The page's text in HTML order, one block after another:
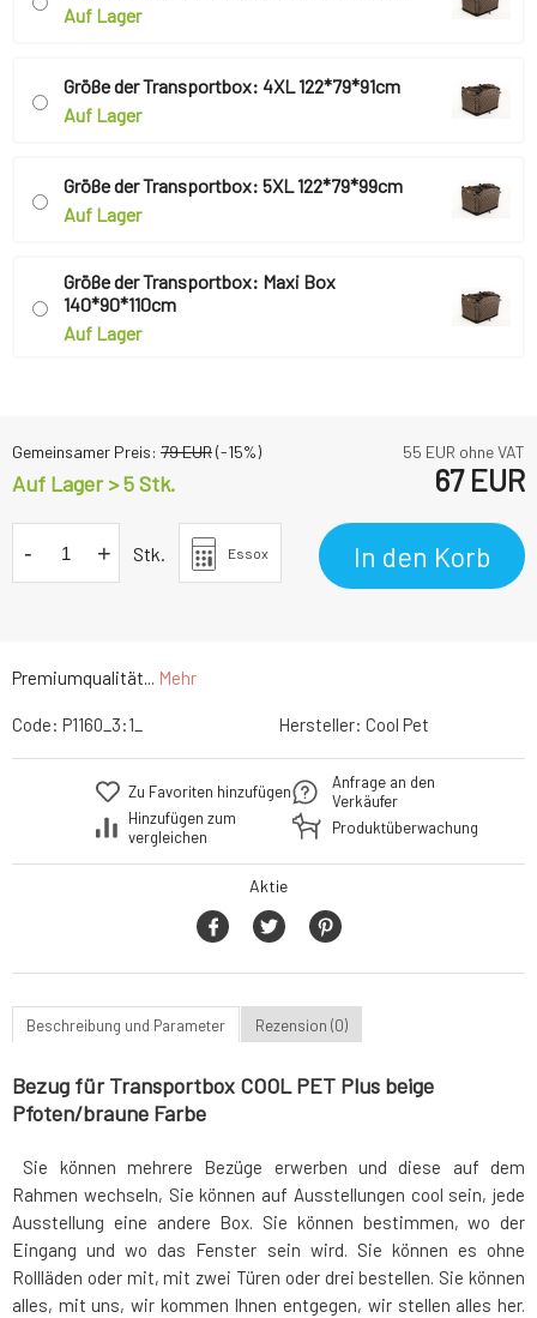
Premiumqualität... Mehr
Auf Lager
Größe der Transportbox: 4XL 122*79*91cm
Auf Lager
Größe der Transportbox: 5XL 122*79*99cm
Auf Lager
Größe der Transportbox: Maxi Box
140*90*110cm
Auf Lager
Gemeinsamer Preis: 79EUR(-15%) 55 EUR ohne VAT
Auf Lager > 5 Stk. 67EUR
- + Stk. Essox In den Korb
Code: P1160_3:1_ Hersteller: Cool Pet
Zu Favoriten hinzufügen
Hinzufügen zum
vergleichen
Anfrage an den
Verkäufer
Produktüberwachung
Aktie
Beschreibung und Parameter Rezension (0)
Bezug für Transportbox COOL PET Plus beige
Pfoten/braune Farbe
Sie können mehrere Bezüge erwerben und diese auf dem
Rahmen wechseln, Sie können auf Ausstellungen cool sein, jede
Ausstellung eine andere Box. Sie können bestimmen, wo der
Eingang und wo das Fenster sein wird. Sie können es ohne
Rollläden oder mit, mit zwei Türen oder drei bestellen. Sie können
alles, mit uns, wir kommen Ihnen entgegen, wir stellen alles her.